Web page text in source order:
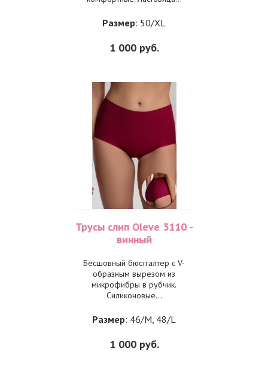
Размер: 50/XL
1 000руб.
Трусы слип Oleve 3110 -
винный
Бесшовный бюстгалтер с V-
образным вырезом из
микрофибры в рубчик.
Силиконовые...
Размер: 46/M, 48/L
1 000руб.